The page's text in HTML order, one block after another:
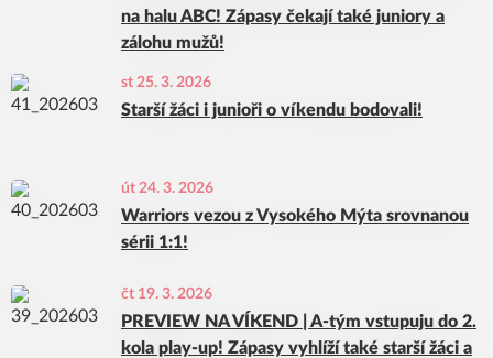
na halu ABC! Zápasy čekají také juniory a
zálohu mužů!
st 25. 3. 2026
Starší žáci i junioři o víkendu bodovali!
út 24. 3. 2026
Warriors vezou z Vysokého Mýta srovnanou
sérii 1:1!
čt 19. 3. 2026
PREVIEW NA VÍKEND | A-tým vstupuju do 2.
kola play-up! Zápasy vyhlíží také starší žáci a